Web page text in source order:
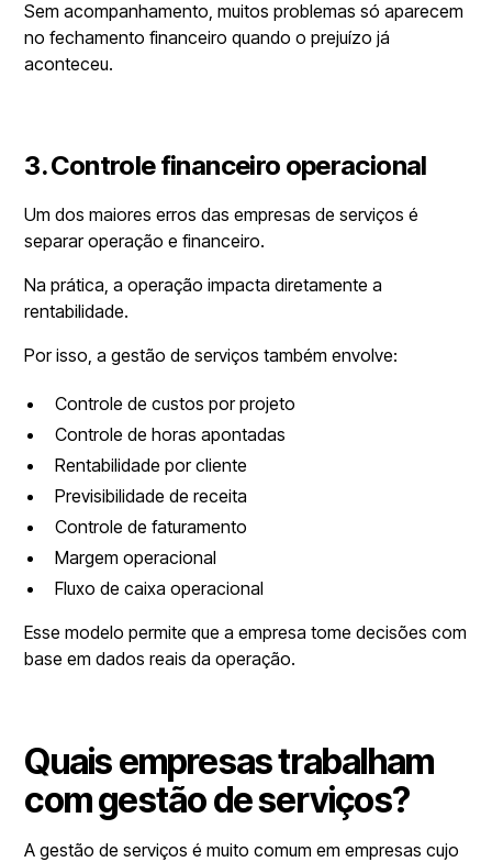
Sem acompanhamento, muitos problemas só aparecem
no fechamento financeiro quando o prejuízo já
aconteceu.
3. Controle financeiro operacional
Um dos maiores erros das empresas de serviços é
separar operação e financeiro.
Na prática, a operação impacta diretamente a
rentabilidade.
Por isso, a gestão de serviços também envolve:
Controle de custos por projeto
Controle de horas apontadas
Rentabilidade por cliente
Previsibilidade de receita
Controle de faturamento
Margem operacional
Fluxo de caixa operacional
Esse modelo permite que a empresa tome decisões com
base em dados reais da operação.
Quais empresas trabalham
com gestão de serviços?
A gestão de serviços é muito comum em empresas cujo